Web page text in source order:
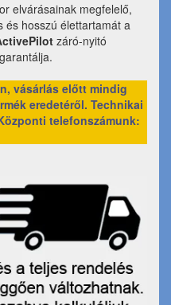
elvárásainak megfelelő,
és hosszú élettartamát a
záró-nyitó
vásárlás előtt mindig
eredetéről. Technikai
telefonszámunk: